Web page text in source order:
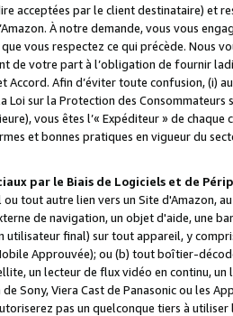
acceptées par le client destinataire) et
À notre demande, vous vous
vous respectez ce qui précède. Nous
de votre part à l’obligation de fournir
Accord. Afin d’éviter toute confusion, (i)
Loi sur la Protection des
vous êtes l’« Expéditeur » de
et bonnes pratiques en vigueur du
par le Biais de Logiciels et de
ou tout autre lien vers un Site d'Amazon,
de navigation, un objet d'aide, une
utilisateur final) sur tout appareil, y
Approuvée); ou (b) tout boîtier-
un lecteur de flux vidéo en continu,
Sony, Viera Cast de Panasonic ou les
pas un quelconque tiers à